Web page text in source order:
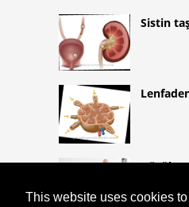
This website uses cookies
Sistin
Düşük